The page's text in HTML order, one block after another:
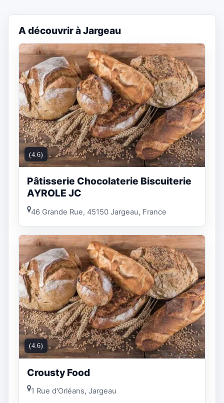
A découvrir à Jargeau
(4.6)
Pâtisserie Chocolaterie Biscuiterie
AYROLE JC
46 Grande Rue, 45150 Jargeau, France
(4.6)
Crousty Food
1 Rue d'Orléans, Jargeau